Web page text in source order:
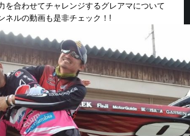
を合わせてチャレンジするグレアマについて
ネルの動画も是非チェック！!